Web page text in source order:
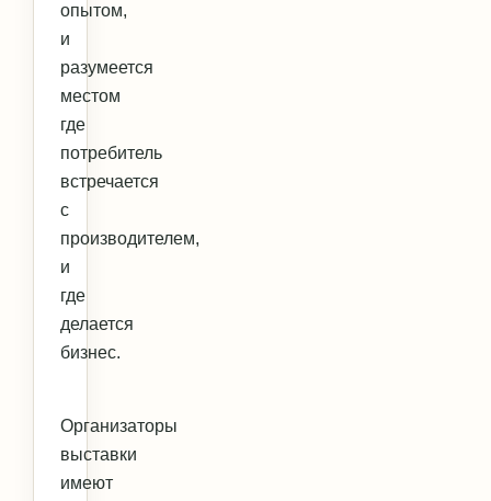
опытом,
и
разумеется
местом
где
потребитель
встречается
с
производителем,
и
где
делается
бизнес.
Организаторы
выставки
имеют